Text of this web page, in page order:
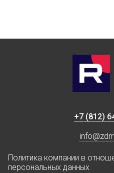
+7 (812)
Политика компании в
персональных данных